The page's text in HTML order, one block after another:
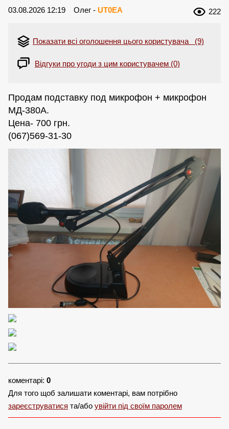
03.08.2026 12:19 Олег - UT0EA 222
Показати всі оголошення цього користувача (9)
Відгуки про угоди з цим користувачем (0)
Продам подставку под микрофон + микрофон
МД-380А.
Цена- 700 грн.
(067)569-31-30
коментарі: 0
Для того щоб залишати коментарі, вам потрібно
зареєструватися та/або увійти під своїм паролем